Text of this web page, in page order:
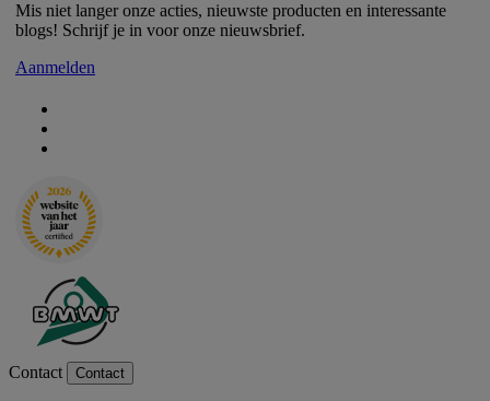
Mis niet langer onze acties, nieuwste producten en interessante
blogs! Schrijf je in voor onze nieuwsbrief.
Aanmelden
Contact Contact